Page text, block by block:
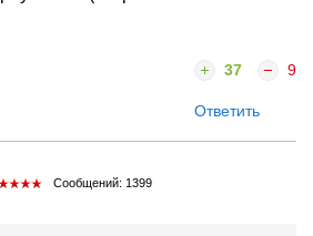
37 9
Ответить
Сообщений: 1399